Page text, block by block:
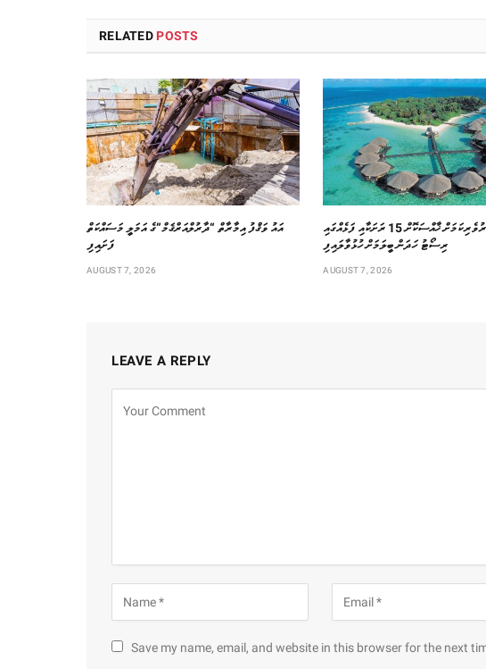
RELATED POSTS
އައު ވަޤްފު އިމާރާތް “ދާރުލްއަރްޤަމް”ގެ އަމަލީ މަސައްކަތް
ފަށައިފި
AUGUST 7, 2026
ޙަލާލް ފަތުރުވެރިކަމަށް ޚާއްސަކޮށް 15 ރަށަކާއި ފަޅެއްގައި
ރިސޯޓު ހަދަން ބީލަމަށް ހުޅުވާލައިފި
AUGUST 7, 2026
LEAVE A REPLY
Save my name, email, and website in this browser for the next